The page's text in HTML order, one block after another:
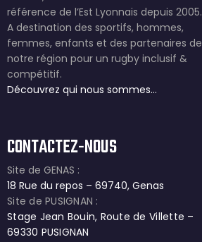
référence de l’Est Lyonnais depuis 2005.
A destination des sportifs, hommes,
femmes, enfants et des partenaires de
notre région pour un rugby inclusif &
compétitif.
Découvrez qui nous sommes…
CONTACTEZ-NOUS
Site de GENAS :
18 Rue du repos – 69740, Genas
Site de PUSIGNAN :
Stage Jean Bouin, Route de Villette –
69330 PUSIGNAN